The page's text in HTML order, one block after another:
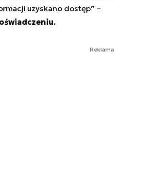
uzyskano dostęp” –
Reklama